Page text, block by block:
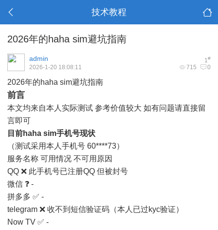
技术教程
2026年的haha sim避坑指南
1#
admin
715 0
2026-1-20 18:08:11
2026年的haha sim避坑指南
前言
本文均来自本人实际测试 参考价值较大 如有问题请直接留
言即可
目前haha sim手机号现状
（测试采用本人手机号 60****73）
服务名称 可用情况 不可用原因
QQ ❌ 此手机号已注册QQ 但被封号
微信 ❓ -
拼多多 ✅ -
telegram ❌ 收不到短信验证码（本人已过kyc验证）
Now TV ✅ -